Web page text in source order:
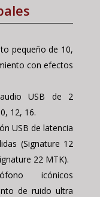
pequeño de 10,
con efectos
USB de 2
12, 16.
USB de latencia
(Signature 12
22 MTK).
icónicos
de ruido ultra